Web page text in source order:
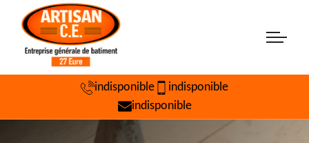
indisponible
indisponible
indisponible